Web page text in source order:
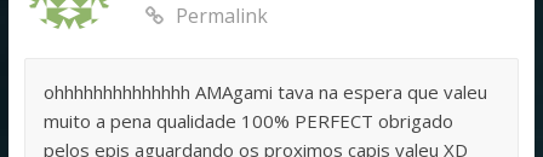
Permalink
ohhhhhhhhhhhhhh AMAgami tava na espera que valeu
muito a pena qualidade 100% PERFECT obrigado
pelos epis aguardando os proximos capis valeu XD